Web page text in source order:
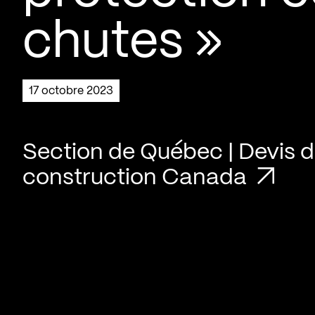
chutes »
17 octobre 2023
Section de Québec | Devis
construction Canada